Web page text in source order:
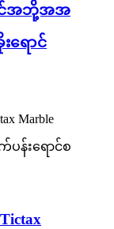
ောင်အဘို့အအ
ရောင်